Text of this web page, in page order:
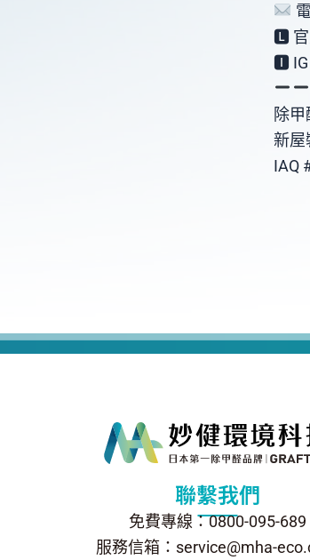
🅻 官
🅸 IG
除
新屋
IAQ
聯繫我們
免費專線：0800-095-689
服務信箱：service@mha-